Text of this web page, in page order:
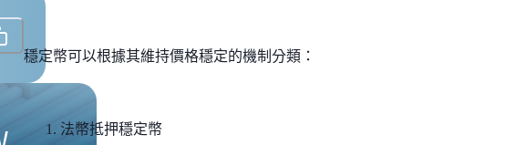
穩定幣可以根據其維持價格穩定的機制分類：
法幣抵押穩定幣